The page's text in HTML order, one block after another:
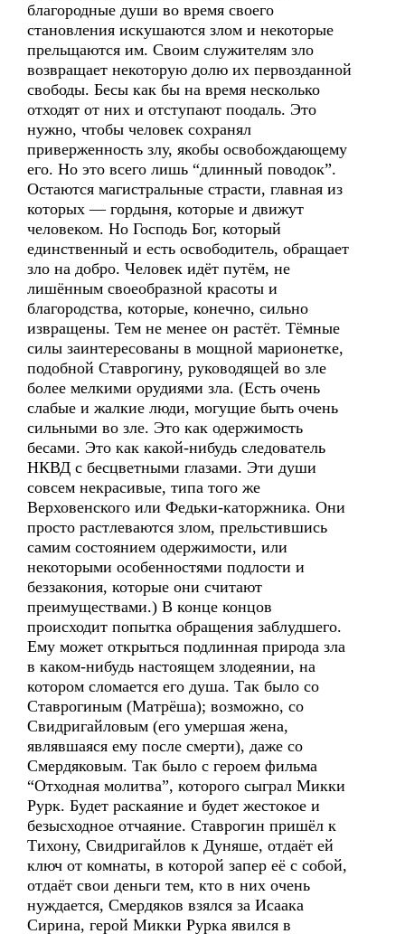
благородные души во время своего
становления искушаются злом и некоторые
прельщаются им. Своим служителям зло
возвращает некоторую долю их первозданной
свободы. Бесы как бы на время несколько
отходят от них и отступают поодаль. Это
нужно, чтобы человек сохранял
приверженность злу, якобы освобождающему
его. Но это всего лишь “длинный поводок”.
Остаются магистральные страсти, главная из
которых — гордыня, которые и движут
человеком. Но Господь Бог, который
единственный и есть освободитель, обращает
зло на добро. Человек идёт путём, не
лишённым своеобразной красоты и
благородства, которые, конечно, сильно
извращены. Тем не менее он растёт. Тёмные
силы заинтересованы в мощной марионетке,
подобной Ставрогину, руководящей во зле
более мелкими орудиями зла. (Есть очень
слабые и жалкие люди, могущие быть очень
сильными во зле. Это как одержимость
бесами. Это как какой-нибудь следователь
НКВД с бесцветными глазами. Эти души
совсем некрасивые, типа того же
Верховенского или Федьки-каторжника. Они
просто растлеваются злом, прельстившись
самим состоянием одержимости, или
некоторыми особенностями подлости и
беззакония, которые они считают
преимуществами.) В конце концов
происходит попытка обращения заблудшего.
Ему может открыться подлинная природа зла
в каком-нибудь настоящем злодеянии, на
котором сломается его душа. Так было со
Ставрогиным (Матрёша); возможно, со
Свидригайловым (его умершая жена,
являвшаяся ему после смерти), даже со
Смердяковым. Так было с героем фильма
“Отходная молитва”, которого сыграл Микки
Рурк. Будет раскаяние и будет жестокое и
безысходное отчаяние. Ставрогин пришёл к
Тихону, Свидригайлов к Дуняше, отдаёт ей
ключ от комнаты, в которой запер её с собой,
отдаёт свои деньги тем, кто в них очень
нуждается, Смердяков взялся за Исаака
Сирина, герой Микки Рурка явился в